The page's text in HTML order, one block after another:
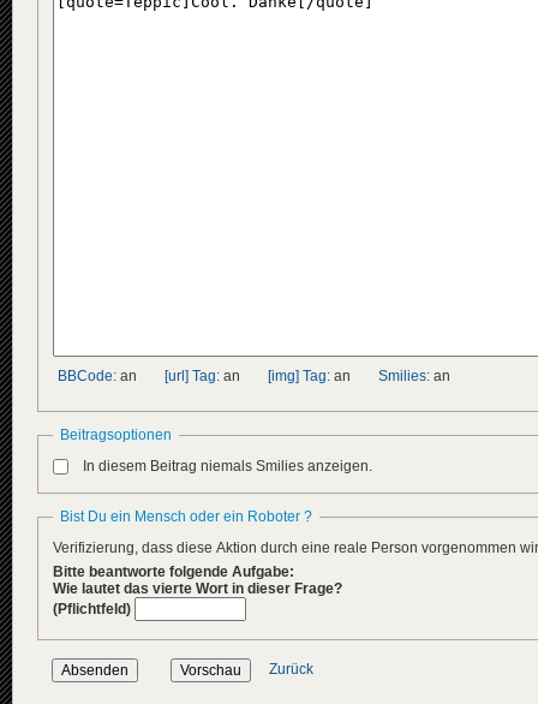
BBCode: an [url] Tag: an [img] Tag: an Smilies: an
Beitragsoptionen
In diesem Beitrag niemals Smilies anzeigen.
Bist Du ein Mensch oder ein Roboter ?
Verifizierung, dass diese Aktion durch eine reale Person vorgenommen
Bitte beantworte folgende Aufgabe:
Wie lautet das vierte Wort in dieser Frage?
(Pflichtfeld)
Zurück